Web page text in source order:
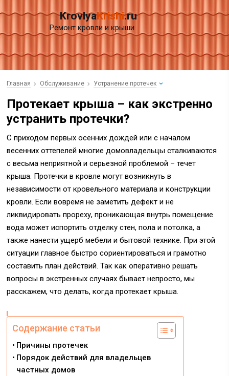
KrovlyaKrishi.ru
Ремонт кровли и крыши
Главная Обслуживание Устранение протечек
Протекает крыша – как экстренно
устранить протечки?
С приходом первых осенних дождей или с началом
весенних оттепелей многие домовладельцы сталкиваются
с весьма неприятной и серьезной проблемой – течет
крыша. Протечки в кровле могут возникнуть в
независимости от кровельного материала и конструкции
кровли. Если вовремя не заметить дефект и не
ликвидировать прореху, проникающая внутрь помещение
вода может испортить отделку стен, пола и потолка, а
также нанести ущерб мебели и бытовой технике. При этой
ситуации главное быстро сориентироваться и грамотно
составить план действий. Так как оперативно решать
вопросы в экстренных случаях бывает непросто, мы
расскажем, что делать, когда протекает крыша.
Содержание статьи
Причины протечек
Порядок действий для владельцев
частных домов